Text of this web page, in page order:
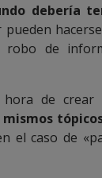
debería
de
de crear
el caso de